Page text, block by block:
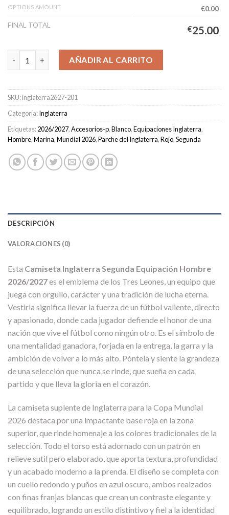
OPTIONS AMOUNT
€0.00
FINAL TOTAL
€25.00
Camiseta Inglaterra Segunda Equipación Hombre 2026/2027
AÑADIR AL CARRITO
SKU:inglaterra2627-201
Categoría:Inglaterra
Etiquetas:2026/2027,Accesorios-p,Blanco,Equipaciones Inglaterra,
Hombre,Marina,Mundial 2026,Parche del Inglaterra,Rojo,Segunda
DESCRIPCIÓN
VALORACIONES (0)
Esta Camiseta Inglaterra Segunda Equipación Hombre
2026/2027es el emblema de los Tres Leones, un equipo que
juega con orgullo, carácter y una tradición de lucha eterna.
Vestirla significa llevar la fuerza de un fútbol valiente, directo
y apasionado, donde cada jugador defiende el honor de una
nación que vive el fútbol como ningún otro. Es el símbolo de
una mentalidad ganadora, forjada en la entrega, la garra y la
ambición de volver a lo más alto. Póntela y siente la grandeza
de una selección que nunca se rinde, que sueña en cada
partido y que lleva la gloria en el corazón.
La camiseta suplente de Inglaterra para la Copa Mundial
2026 destaca por una impactante base roja en la zona
superior, que rinde homenaje a los colores tradicionales de la
selección. Todo el torso está adornado con un patrón en
relieve sutil pero elaborado, que aporta textura, profundidad
y un acabado moderno a la prenda. El diseño se completa con
un cuello redondo y puños en azul oscuro, ambos realzados
con finas franjas blancas que crean un contraste elegante y
equilibrado, logrando un estilo distintivo y fiel a la identidad